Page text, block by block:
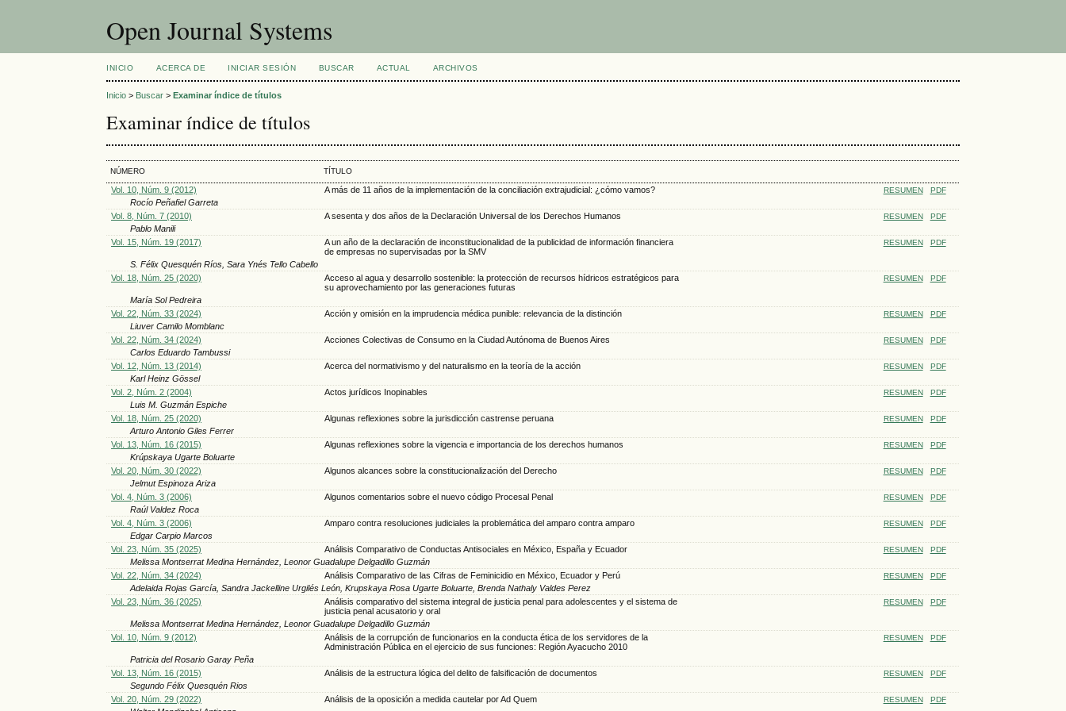
Open Journal Systems
INICIO ACERCA DE INICIAR SESIÓN BUSCAR ACTUAL ARCHIVOS
Inicio > Buscar >Examinar índice de títulos
Examinar índice de títulos
NÚMERO TÍTULO
Vol. 10, Núm. 9 (2012) A más de 11 años de la implementación de la conciliación extrajudicial: ¿cómo vamos? RESUMEN PDF
Rocío Peñafiel Garreta
Vol. 8, Núm. 7 (2010)
A sesenta y dos años de la Declaración Universal de los Derechos Humanos RESUMEN PDF
Pablo Manili
Vol. 15, Núm. 19 (2017)
A un año de la declaración de inconstitucionalidad de la publicidad de información financiera
de empresas no supervisadas por la SMV
RESUMEN PDF
S. Félix Quesquén Ríos, Sara Ynés Tello Cabello
Vol. 18, Núm. 25 (2020)
Acceso al agua y desarrollo sostenible: la protección de recursos hídricos estratégicos para
su aprovechamiento por las generaciones futuras
RESUMEN PDF
María Sol Pedreira
Vol. 22, Núm. 33 (2024)
Acción y omisión en la imprudencia médica punible: relevancia de la distinción RESUMEN PDF
Liuver Camilo Momblanc
Vol. 22, Núm. 34 (2024)
Acciones Colectivas de Consumo en la Ciudad Autónoma de Buenos Aires RESUMEN PDF
Carlos Eduardo Tambussi
Vol. 12, Núm. 13 (2014)
Acerca del normativismo y del naturalismo en la teoría de la acción RESUMEN PDF
Karl Heinz Gössel
Vol. 2, Núm. 2 (2004)
Actos jurídicos Inopinables RESUMEN PDF
Luis M. Guzmán Espiche
Vol. 18, Núm. 25 (2020)
Algunas reflexiones sobre la jurisdicción castrense peruana RESUMEN PDF
Arturo Antonio Giles Ferrer
Vol. 13, Núm. 16 (2015)
Algunas reflexiones sobre la vigencia e importancia de los derechos humanos RESUMEN PDF
Krúpskaya Ugarte Boluarte
Vol. 20, Núm. 30 (2022)
Algunos alcances sobre la constitucionalización del Derecho RESUMEN PDF
Jelmut Espinoza Ariza
Vol. 4, Núm. 3 (2006)
Algunos comentarios sobre el nuevo código Procesal Penal RESUMEN PDF
Raúl Valdez Roca
Vol. 4, Núm. 3 (2006)
Amparo contra resoluciones judiciales la problemática del amparo contra amparo RESUMEN PDF
Edgar Carpio Marcos
Vol. 23, Núm. 35 (2025)
Análisis Comparativo de Conductas Antisociales en México, España y Ecuador RESUMEN PDF
Melissa Montserrat Medina Hernández, Leonor Guadalupe Delgadillo Guzmán
Vol. 22, Núm. 34 (2024)
Análisis Comparativo de las Cifras de Feminicidio en México, Ecuador y Perú RESUMEN PDF
Adelaida Rojas García, Sandra Jackelline Urgilés León, Krupskaya Rosa Ugarte Boluarte, Brenda Nathaly Valdes Perez
Vol. 23, Núm. 36 (2025)
Análisis comparativo del sistema integral de justicia penal para adolescentes y el sistema de
justicia penal acusatorio y oral
RESUMEN PDF
Melissa Montserrat Medina Hernández, Leonor Guadalupe Delgadillo Guzmán
Vol. 10, Núm. 9 (2012)
Análisis de la corrupción de funcionarios en la conducta ética de los servidores de la
Administración Pública en el ejercicio de sus funciones: Región Ayacucho 2010
RESUMEN PDF
Patricia del Rosario Garay Peña
Vol. 13, Núm. 16 (2015)
Análisis de la estructura lógica del delito de falsificación de documentos RESUMEN PDF
Segundo Félix Quesquén Rios
Vol. 20, Núm. 29 (2022)
Análisis de la oposición a medida cautelar por Ad Quem RESUMEN PDF